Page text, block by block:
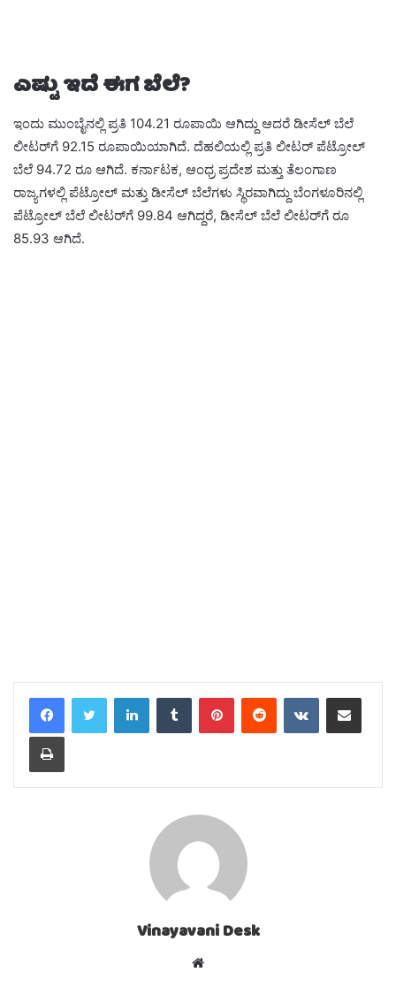
ಎಷ್ಟು ಇದೆ ಈಗ ಬೆಲೆ?
ಇಂದು ಮುಂಬೈನಲ್ಲಿ ಪ್ರತಿ 104.21 ರೂಪಾಯಿ ಆಗಿದ್ದು ಆದರೆ ಡೀಸೆಲ್ ಬೆಲೆ
ಲೀಟರ್‌ಗೆ 92.15 ರೂಪಾಯಿಯಾಗಿದೆ. ದೆಹಲಿಯಲ್ಲಿ ಪ್ರತಿ ಲೀಟರ್ ಪೆಟ್ರೋಲ್
ಬೆಲೆ 94.72 ರೂ ಆಗಿದೆ. ಕರ್ನಾಟಕ, ಆಂಧ್ರ ಪ್ರದೇಶ ಮತ್ತು ತೆಲಂಗಾಣ
ರಾಜ್ಯಗಳಲ್ಲಿ ಪೆಟ್ರೋಲ್ ಮತ್ತು ಡೀಸೆಲ್ ಬೆಲೆಗಳು ಸ್ಥಿರವಾಗಿದ್ದು ಬೆಂಗಳೂರಿನಲ್ಲಿ
ಪೆಟ್ರೋಲ್ ಬೆಲೆ ಲೀಟರ್‌ಗೆ 99.84 ಆಗಿದ್ದರೆ, ಡೀಸೆಲ್ ಬೆಲೆ ಲೀಟರ್‌ಗೆ ರೂ
85.93 ಆಗಿದೆ‌.
LinkedInTumblr PinterestReddit VKontakteShare via Email
Print
Vinayavani Desk
Website